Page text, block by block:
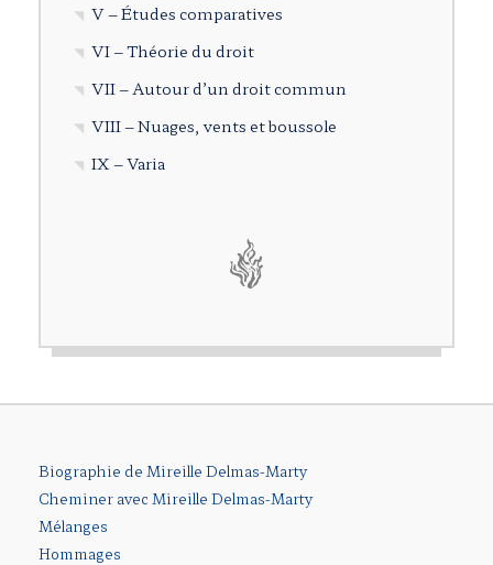
V – Études comparatives
VI – Théorie du droit
VII – Autour d’un droit commun
VIII – Nuages, vents et boussole
IX – Varia
Biographie de Mireille Delmas-Marty
Cheminer avec Mireille Delmas-Marty
Mélanges
Hommages